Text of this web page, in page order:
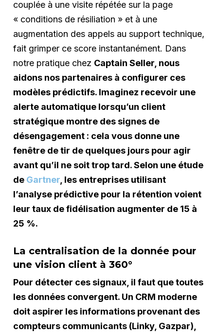
couplée à une visite répétée sur la page
« conditions de résiliation » et à une
augmentation des appels au support technique,
fait grimper ce score instantanément. Dans
notre pratique chez Captain Seller, nous
aidons nos partenaires à configurer ces
modèles prédictifs. Imaginez recevoir une
alerte automatique lorsqu’un client
stratégique montre des signes de
désengagement : cela vous donne une
fenêtre de tir de quelques jours pour agir
avant qu’il ne soit trop tard. Selon une étude
de Gartner, les entreprises utilisant
l’analyse prédictive pour la rétention voient
leur taux de fidélisation augmenter de 15 à
25 %.
La centralisation de la donnée pour
une vision client à 360°
Pour détecter ces signaux, il faut que toutes
les données convergent. Un CRM moderne
doit aspirer les informations provenant des
compteurs communicants (Linky, Gazpar),